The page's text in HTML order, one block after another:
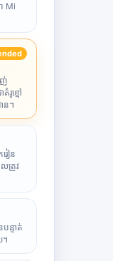
Mi
ញ់
រូខ្មៅ
ន។
ៀន
ត្រូវ
ន្ទាត់
។